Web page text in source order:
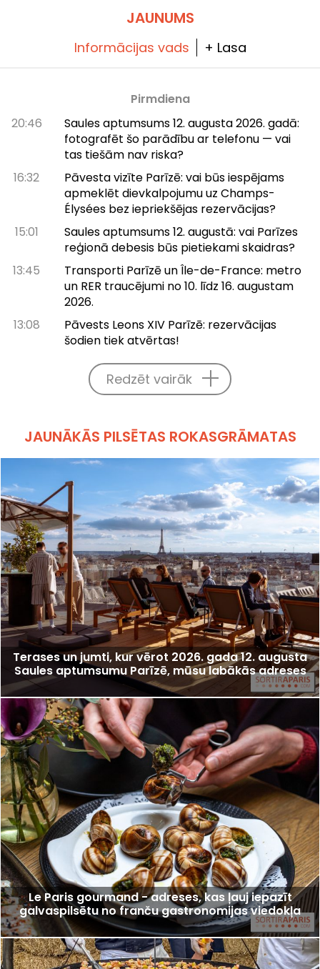
JAUNUMS
Informācijas vads + Lasa
Pirmdiena
20:46
Saules aptumsums 12. augusta 2026. gadā:
fotografēt šo parādību ar telefonu — vai
tas tiešām nav riska?
16:32
Pāvesta vizīte Parīzē: vai būs iespējams
apmeklēt dievkalpojumu uz Champs-
Élysées bez iepriekšējas rezervācijas?
15:01
Saules aptumsums 12. augustā: vai Parīzes
reģionā debesis būs pietiekami skaidras?
13:45
Transporti Parīzē un Île-de-France: metro
un RER traucējumi no 10. līdz 16. augustam
2026.
13:08
Pāvests Leons XIV Parīzē: rezervācijas
šodien tiek atvērtas!
Redzēt vairāk
JAUNĀKĀS PILSĒTAS ROKASGRĀMATAS
Terases un jumti, kur vērot 2026. gada 12. augusta
Saules aptumsumu Parīzē, mūsu labākās adreses
Le Paris gourmand - adreses, kas ļauj iepazīt
galvaspilsētu no franču gastronomijas viedokļa